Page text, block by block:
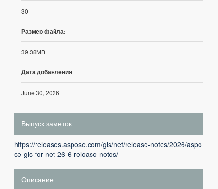
30
Размер файла:
39.38MB
Дата добавления:
June 30, 2026
Выпуск заметок
https://releases.aspose.com/gis/net/release-notes/2026/aspo
se-gis-for-net-26-6-release-notes/
Описание